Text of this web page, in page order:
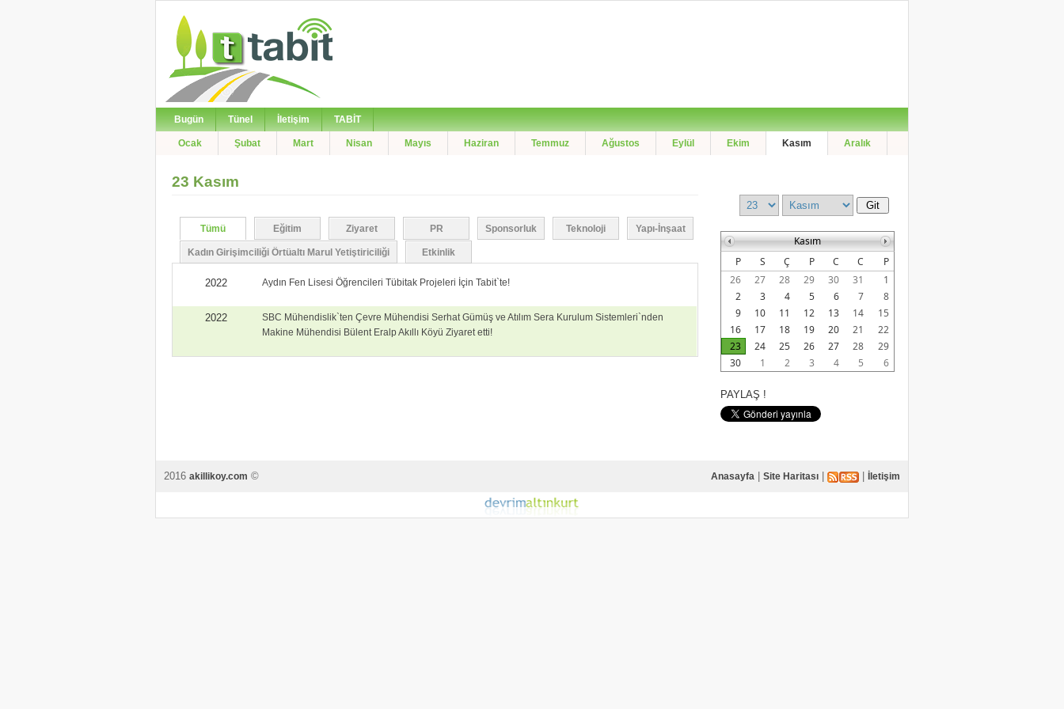
Bugün Tünel İletişim TABİT
Ocak Şubat Mart Nisan Mayıs Haziran Temmuz Ağustos Eylül Ekim Kasım Aralık
23 Kasım
Tümü Eğitim Ziyaret PR Sponsorluk Teknoloji Yapı-İnşaat
Kadın Girişimciliği Örtüaltı Marul Yetiştiriciliği Etkinlik
2022 Aydın Fen Lisesi Öğrencileri Tübitak Projeleri İçin Tabit`te!
2022
SBC Mühendislik`ten Çevre Mühendisi Serhat Gümüş ve Atılım Sera Kurulum Sistemleri`nden
Makine Mühendisi Bülent Eralp Akıllı Köyü Ziyaret etti!
Kasım
P
S Ç P C C
P
26
27 28 29 30 31
1
2
3 4 5 6 7
8
9
10 11 12 13 14
15
16
17 18 19 20 21
22
23
24 25 26 27 28
29
30
1 2 3 4 5 6
PAYLAŞ !
Anasayfa Site Haritası İletişim
2016 akillikoy.com ©